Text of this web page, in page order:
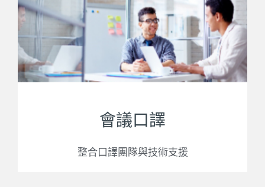
會議口譯
整合口譯團隊與技術支援